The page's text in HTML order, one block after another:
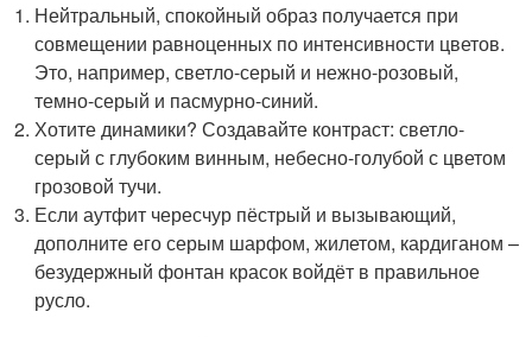
Нейтральный, спокойный образ получается при
совмещении равноценных по интенсивности цветов.
Это, например, светло-серый и нежно-розовый,
темно-серый и пасмурно-синий.
Хотите динамики? Создавайте контраст: светло-
серый с глубоким винным, небесно-голубой с цветом
грозовой тучи.
Если аутфит чересчур пёстрый и вызывающий,
дополните его серым шарфом, жилетом, кардиганом –
безудержный фонтан красок войдёт в правильное
русло.